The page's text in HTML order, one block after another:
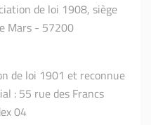
de loi 1908, siège
Mars - 57200
de loi 1901 et reconnue
: 55 rue des Francs
04